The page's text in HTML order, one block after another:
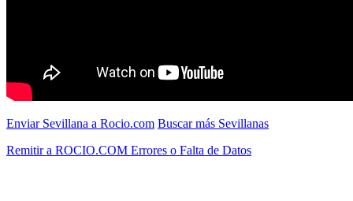
Enviar Sevillana a Rocio.com Buscar más Sevillanas
Remitir a ROCIO.COM Errores o Falta de Datos